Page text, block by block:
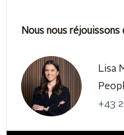
Nous nous
Lisa
+43